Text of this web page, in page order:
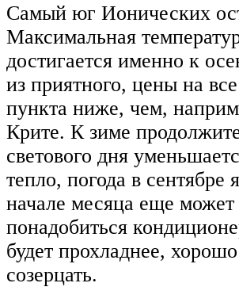
Самый юг Ионических
Максимальная
достигается именно к
из приятного, цены на
пункта ниже, чем,
Крите. К зиме
светового дня
тепло, погода в сентябре
начале месяца еще может
понадобиться
будет прохладнее,
созерцать.